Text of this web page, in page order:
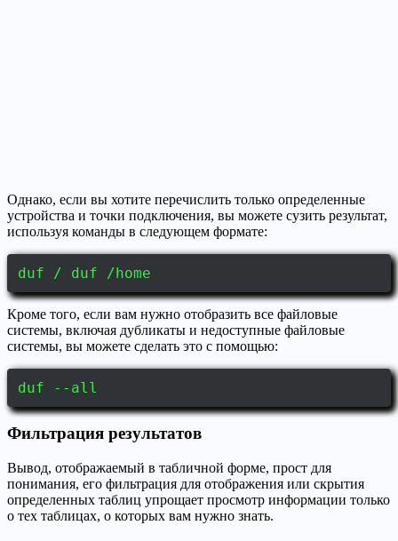
Однако, если вы хотите перечислить только определенные
устройства и точки подключения, вы можете сузить результат,
используя команды в следующем формате:
duf / duf /home
Кроме того, если вам нужно отобразить все файловые
системы, включая дубликаты и недоступные файловые
системы, вы можете сделать это с помощью:
duf --all
Фильтрация результатов
Вывод, отображаемый в табличной форме, прост для
понимания, его фильтрация для отображения или скрытия
определенных таблиц упрощает просмотр информации только
о тех таблицах, о которых вам нужно знать.